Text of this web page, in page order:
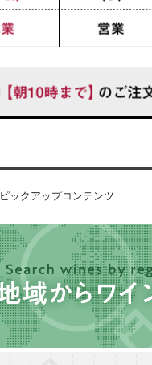
ピックアップコンテンツ